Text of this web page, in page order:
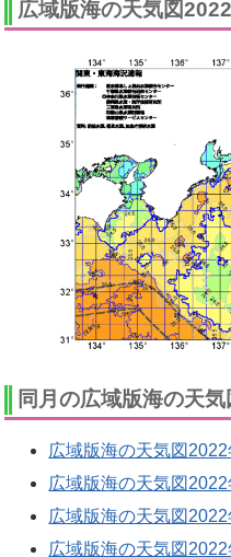
広域版海の天気図
同月の広域版海の天気
広域版海の天気図2022
広域版海の天気図2022
広域版海の天気図2022
広域版海の天気図2022